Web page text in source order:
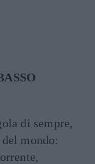
di sempre,
mondo: